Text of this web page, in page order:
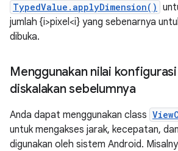
TypedValue.applyDimension()
jumlah {i>pixel<i} yang sebenarnya
dibuka.
Menggunakan nilai
diskalakan sebelumnya
Anda dapat menggunakan class
untuk mengakses jarak, kecepatan,
digunakan oleh sistem Android.